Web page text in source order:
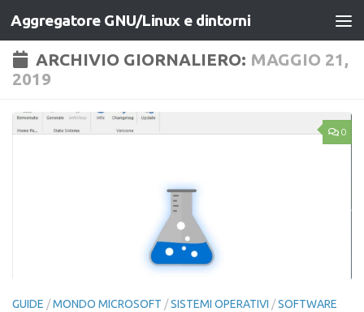
Salta al contenuto
Aggregatore GNU/Linux e dintorni
ARCHIVIO GIORNALIERO: MAGGIO 21,
2019
0
GUIDE /MONDO MICROSOFT /SISTEMI OPERATIVI /SOFTWARE